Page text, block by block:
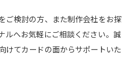
ご検討の方、また制作会社をお探
ルへお気軽にご相談ください。誠
けてカードの面からサポートいた